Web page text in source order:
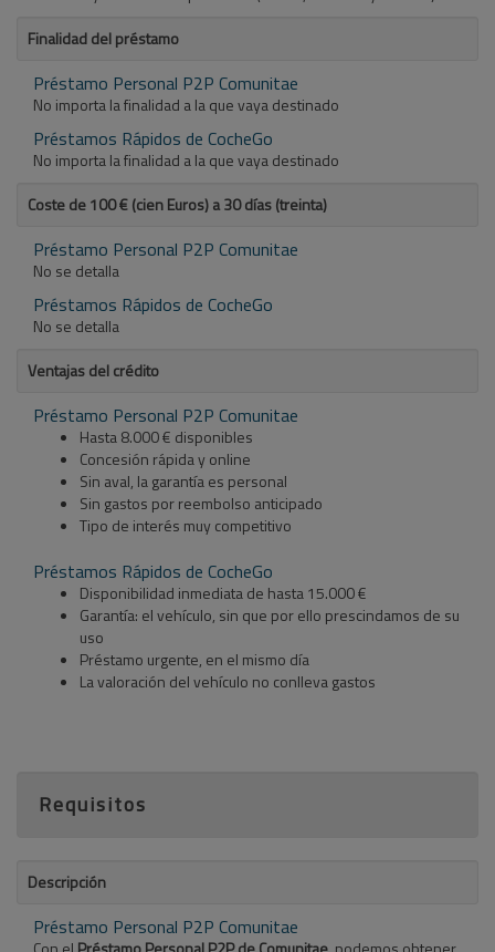
Finalidad del préstamo
Préstamo Personal P2P Comunitae
No importa la finalidad a la que vaya destinado
Préstamos Rápidos de CocheGo
No importa la finalidad a la que vaya destinado
Coste de 100 € (cien Euros) a 30 días (treinta)
Préstamo Personal P2P Comunitae
No se detalla
Préstamos Rápidos de CocheGo
No se detalla
Ventajas del crédito
Préstamo Personal P2P Comunitae
Hasta 8.000 € disponibles
Concesión rápida y online
Sin aval, la garantía es personal
Sin gastos por reembolso anticipado
Tipo de interés muy competitivo
Préstamos Rápidos de CocheGo
Disponibilidad inmediata de hasta 15.000 €
Garantía: el vehículo, sin que por ello prescindamos de su
uso
Préstamo urgente, en el mismo día
La valoración del vehículo no conlleva gastos
Requisitos
Descripción
Préstamo Personal P2P Comunitae